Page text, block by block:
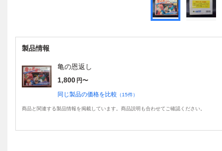
製品情報
亀の恩返し
1,800 円〜
同じ製品の価格を比較 （15件）
商品と関連する製品情報を掲載しています。商品説明も合わせてご確認ください。